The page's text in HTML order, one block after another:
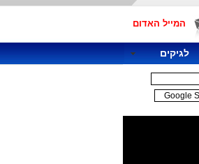
המייל האדום
לגיקים